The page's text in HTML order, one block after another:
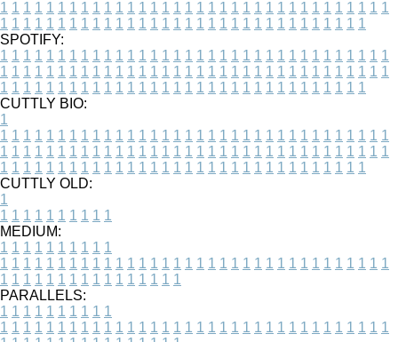
1 1 1 1 1 1 1 1 1 1 1 1 1 1 1 1 1 1 1 1 1 1 1 1 1 1 1 1 1 1 1 1 1 1
1 1 1 1 1 1 1 1 1 1 1 1 1 1 1 1 1 1 1 1 1 1 1 1 1 1 1 1 1 1 1 1
SPOTIFY:
1 1 1 1 1 1 1 1 1 1 1 1 1 1 1 1 1 1 1 1 1 1 1 1 1 1 1 1 1 1 1 1 1 1
1 1 1 1 1 1 1 1 1 1 1 1 1 1 1 1 1 1 1 1 1 1 1 1 1 1 1 1 1 1 1 1 1 1
1 1 1 1 1 1 1 1 1 1 1 1 1 1 1 1 1 1 1 1 1 1 1 1 1 1 1 1 1 1 1 1
CUTTLY BIO:
1
1 1 1 1 1 1 1 1 1 1 1 1 1 1 1 1 1 1 1 1 1 1 1 1 1 1 1 1 1 1 1 1 1 1
1 1 1 1 1 1 1 1 1 1 1 1 1 1 1 1 1 1 1 1 1 1 1 1 1 1 1 1 1 1 1 1 1 1
1 1 1 1 1 1 1 1 1 1 1 1 1 1 1 1 1 1 1 1 1 1 1 1 1 1 1 1 1 1 1 1
CUTTLY OLD:
1
1 1 1 1 1 1 1 1 1 1
MEDIUM:
1 1 1 1 1 1 1 1 1 1
1 1 1 1 1 1 1 1 1 1 1 1 1 1 1 1 1 1 1 1 1 1 1 1 1 1 1 1 1 1 1 1 1 1
1 1 1 1 1 1 1 1 1 1 1 1 1 1 1 1
PARALLELS:
1 1 1 1 1 1 1 1 1 1
1 1 1 1 1 1 1 1 1 1 1 1 1 1 1 1 1 1 1 1 1 1 1 1 1 1 1 1 1 1 1 1 1 1